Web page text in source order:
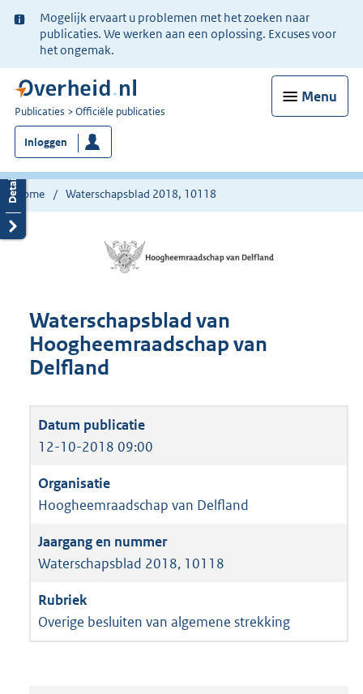
Ter
informatie:
Mogelijk ervaart u problemen met het zoeken naar
publicaties. We werken aan een oplossing. Excuses voor
het ongemak.
Menu
U
bent
nu
hier:
Publicaties Officiële publicaties
Inloggen
Home Waterschapsblad 2018, 10118
Waterschapsblad van
Hoogheemraadschap van
Delfland
12-10-2018 09:00
Hoogheemraadschap van Delfland
Waterschapsblad 2018, 10118
Overige besluiten van algemene strekking